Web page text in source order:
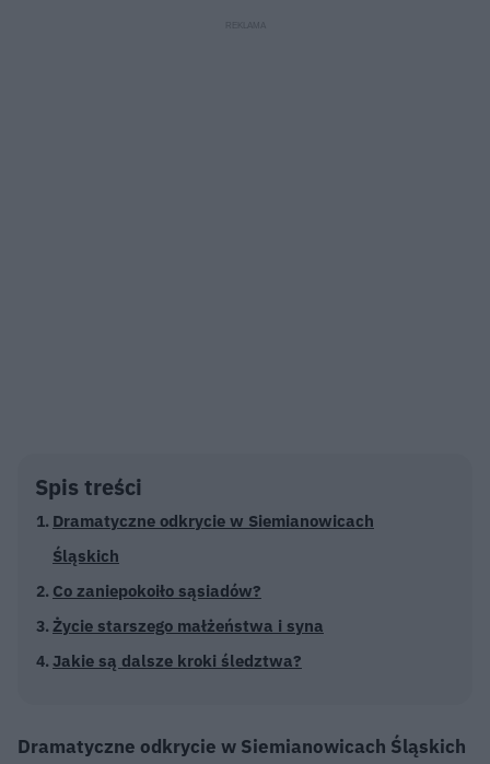
oddali. Po lewej stronie korytarza widać szarą ścianę z lekkimi smugami
Spis treści
Dramatyczne odkrycie w Siemianowicach
Śląskich
Co zaniepokoiło sąsiadów?
Życie starszego małżeństwa i syna
Jakie są dalsze kroki śledztwa?
Dramatyczne odkrycie w Siemianowicach Śląskich